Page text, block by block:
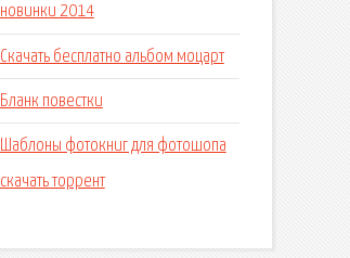
новинки 2014
Скачать бесплатно альбом моцарт
Бланк повестки
Шаблоны фотокниг для фотошопа
скачать торрент